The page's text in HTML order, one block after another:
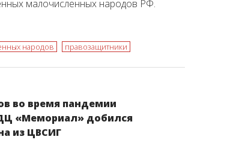
малочисленных народов РФ.
народов правозащитники
во время пандемии
«Мемориал» добился
из ЦВСИГ